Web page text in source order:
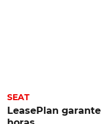
SEAT
LeasePlan